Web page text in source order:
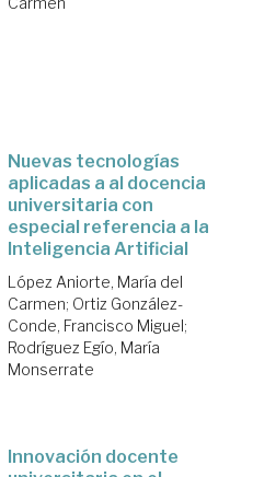
Nuevas tecnologías
aplicadas a al docencia
universitaria con
especial referencia a la
Inteligencia Artificial
López Aniorte, María del
Carmen; Ortiz González-
Conde, Francisco Miguel;
Rodríguez Egío, María
Monserrate
Innovación docente